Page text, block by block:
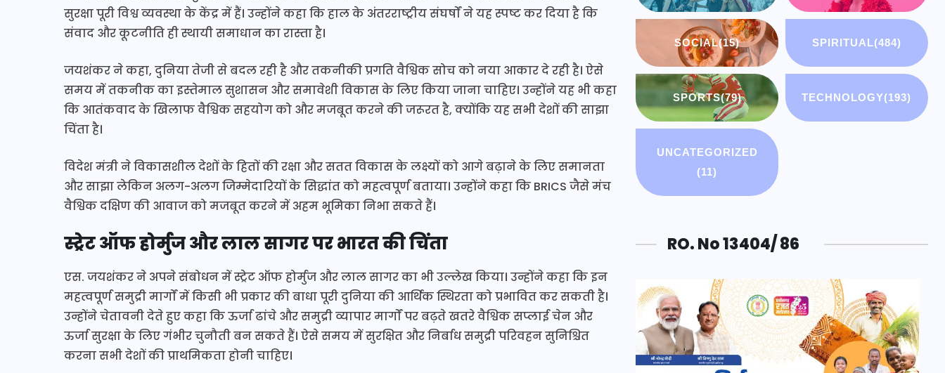
सुरक्षा पूरी विश्व व्यवस्था के केंद्र में हैं। उन्होंने कहा कि हाल के अंतरराष्ट्रीय संघर्षों ने यह स्पष्ट कर दिया है कि
संवाद और कूटनीति ही स्थायी समाधान का रास्ता है।
जयशंकर ने कहा, दुनिया तेजी से बदल रही है और तकनीकी प्रगति वैश्विक सोच को नया आकार दे रही है। ऐसे
समय में तकनीक का इस्तेमाल सुशासन और समावेशी विकास के लिए किया जाना चाहिए। उन्होंने यह भी कहा
कि आतंकवाद के खिलाफ वैश्विक सहयोग को और मजबूत करने की जरूरत है, क्योंकि यह सभी देशों की साझा
चिंता है।
विदेश मंत्री ने विकासशील देशों के हितों की रक्षा और सतत विकास के लक्ष्यों को आगे बढ़ाने के लिए समानता
और साझा लेकिन अलग-अलग जिम्मेदारियों के सिद्धांत को महत्वपूर्ण बताया। उन्होंने कहा कि BRICS जैसे मंच
वैश्विक दक्षिण की आवाज को मजबूत करने में अहम भूमिका निभा सकते हैं।
स्ट्रेट ऑफ होर्मुज और लाल सागर पर भारत की चिंता
एस. जयशंकर ने अपने संबोधन में स्ट्रेट ऑफ होर्मुज और लाल सागर का भी उल्लेख किया। उन्होंने कहा कि इन
महत्वपूर्ण समुद्री मार्गों में किसी भी प्रकार की बाधा पूरी दुनिया की आर्थिक स्थिरता को प्रभावित कर सकती है।
उन्होंने चेतावनी देते हुए कहा कि ऊर्जा ढांचे और समुद्री व्यापार मार्गों पर बढ़ते खतरे वैश्विक सप्लाई चेन और
ऊर्जा सुरक्षा के लिए गंभीर चुनौती बन सकते हैं। ऐसे समय में सुरक्षित और निर्बाध समुद्री परिवहन सुनिश्चित
करना सभी देशों की प्राथमिकता होनी चाहिए।
SOCIAL(15) SPIRITUAL(484)
SPORTS(79) TECHNOLOGY(193)
UNCATEGORIZED
(11)
RO. No 13404/ 86